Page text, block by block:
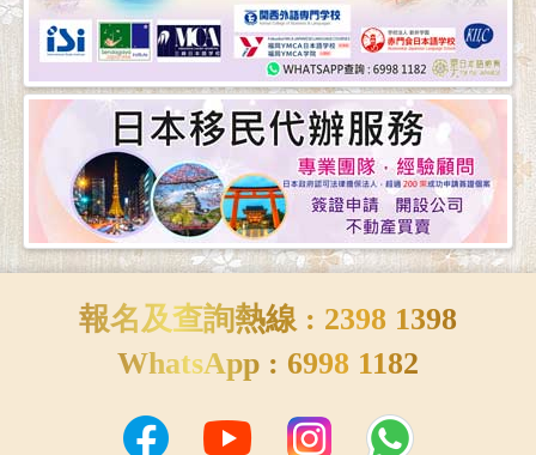
報名及查詢熱線 : 2398 1398
WhatsApp : 6998 1182